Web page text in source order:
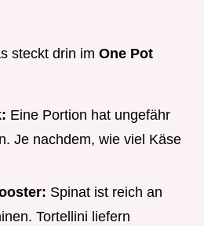
steckt drin im One Pot
Eine Portion hat ungefähr
Je nachdem, wie viel Käse
Spinat ist reich an
Tortellini liefern